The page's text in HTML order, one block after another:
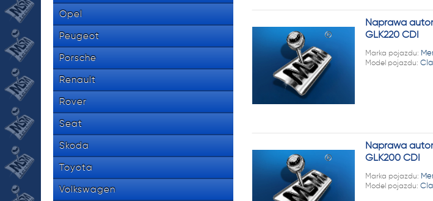
Opel
Peugeot
Porsche
Renault
Rover
Seat
Skoda
Toyota
Volkswagen
Naprawa
GLK220 CDI
Marka pojazdu:
Model pojazdu:
Naprawa
GLK200 CDI
Marka pojazdu:
Model pojazdu: